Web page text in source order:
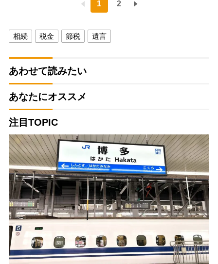
1 2
相続 税金 節税 遺言
あわせて読みたい
あなたにオススメ
注目TOPIC